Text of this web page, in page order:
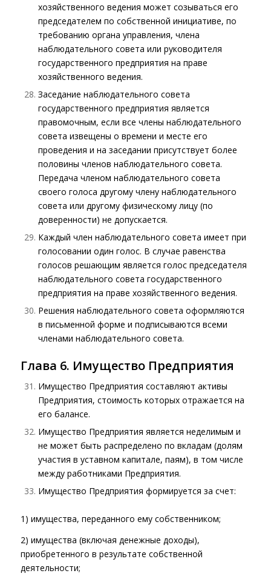
хозяйственного ведения может созываться его
председателем по собственной инициативе, по
требованию органа управления, члена
наблюдательного совета или руководителя
государственного предприятия на праве
хозяйственного ведения.
Заседание наблюдательного совета
государственного предприятия является
правомочным, если все члены наблюдательного
совета извещены о времени и месте его
проведения и на заседании присутствует более
половины членов наблюдательного совета.
Передача членом наблюдательного совета
своего голоса другому члену наблюдательного
совета или другому физическому лицу (по
доверенности) не допускается.
Каждый член наблюдательного совета имеет при
голосовании один голос. В случае равенства
голосов решающим является голос председателя
наблюдательного совета государственного
предприятия на праве хозяйственного ведения.
Решения наблюдательного совета оформляются
в письменной форме и подписываются всеми
членами наблюдательного совета.
Глава 6. Имущество Предприятия
Имущество Предприятия составляют активы
Предприятия, стоимость которых отражается на
его балансе.
Имущество Предприятия является неделимым и
не может быть распределено по вкладам (долям
участия в уставном капитале, паям), в том числе
между работниками Предприятия.
Имущество Предприятия формируется за счет:
1) имущества, переданного ему собственником;
2) имущества (включая денежные доходы),
приобретенного в результате собственной
деятельности;